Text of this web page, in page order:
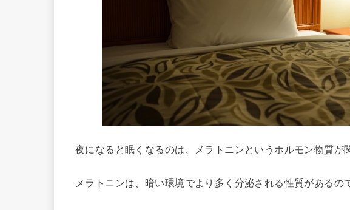
夜になると眠くなるのは、メラトニンというホルモン物質が
メラトニンは、暗い環境でより多く分泌される性質があるの